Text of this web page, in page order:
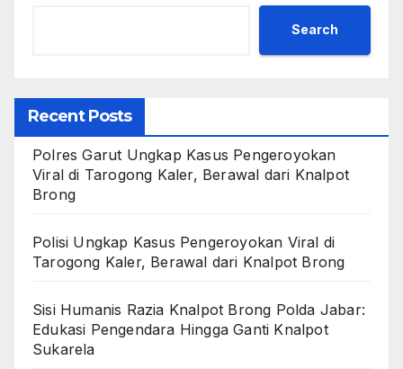
Search
Recent Posts
Polres Garut Ungkap Kasus Pengeroyokan
Viral di Tarogong Kaler, Berawal dari Knalpot
Brong
Polisi Ungkap Kasus Pengeroyokan Viral di
Tarogong Kaler, Berawal dari Knalpot Brong
Sisi Humanis Razia Knalpot Brong Polda Jabar:
Edukasi Pengendara Hingga Ganti Knalpot
Sukarela